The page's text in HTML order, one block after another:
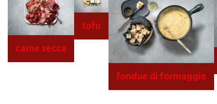
carne secca
tofu
fondue di formaggio